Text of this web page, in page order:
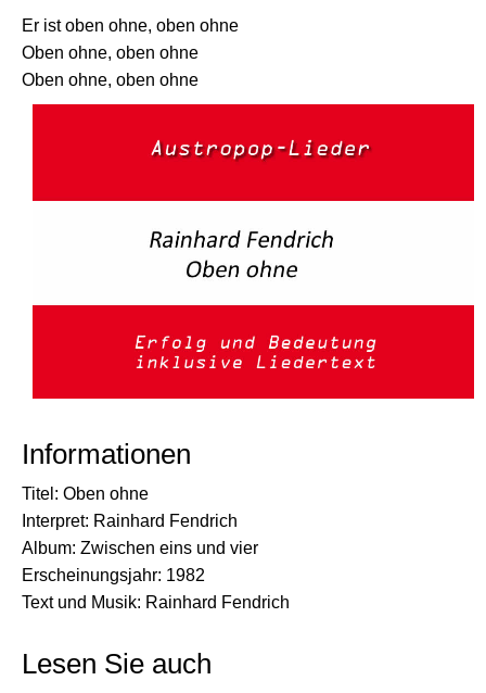
Er ist oben ohne, oben ohne
Oben ohne, oben ohne
Oben ohne, oben ohne
Informationen
Titel: Oben ohne
Interpret: Rainhard Fendrich
Album: Zwischen eins und vier
Erscheinungsjahr: 1982
Text und Musik: Rainhard Fendrich
Lesen Sie auch